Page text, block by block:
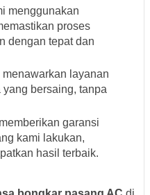
menggunakan
proses
dengan tepat dan
menawarkan layanan
bersaing, tanpa
garansi
kami lakukan,
hasil terbaik.